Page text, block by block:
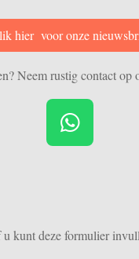
hier voor onze
Neem rustig contact op
W
h
A
kunt deze formulier